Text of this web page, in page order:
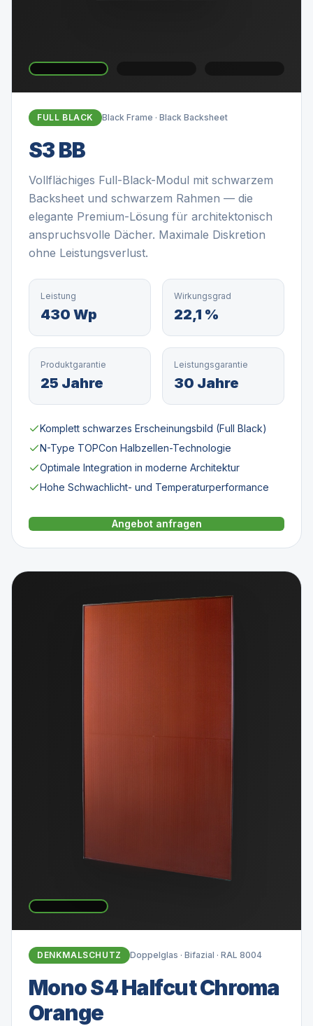
FULL BLACK Black Frame · Black Backsheet
S3 BB
Vollflächiges Full-Black-Modul mit schwarzem
Backsheet und schwarzem Rahmen — die
elegante Premium-Lösung für architektonisch
anspruchsvolle Dächer. Maximale Diskretion
ohne Leistungsverlust.
Leistung
430 Wp
Wirkungsgrad
22,1 %
Produktgarantie
25 Jahre
Leistungsgarantie
30 Jahre
Komplett schwarzes Erscheinungsbild (Full Black)
N-Type TOPCon Halbzellen-Technologie
Optimale Integration in moderne Architektur
Hohe Schwachlicht- und Temperaturperformance
Angebot anfragen
DENKMALSCHUTZ Doppelglas · Bifazial · RAL 8004
Mono S4 Halfcut Chroma
Orange